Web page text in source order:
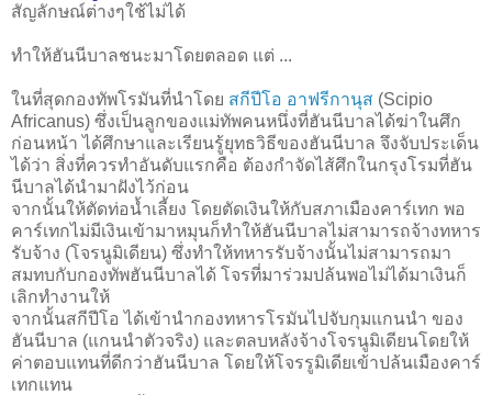
สัญลักษณ์ต่างๆใช้ไม่ได้
ทำให้ฮันนีบาลชนะมาโดยตลอด แต่ ...
ในที่สุดกองทัพโรมันที่นำโดย สกีปีโอ อาฟรีกานุส (Scipio
Africanus) ซึ่งเป็นลูกของแม่ทัพคนหนึ่งที่ฮันนีบาลได้ฆ่าในศึก
ก่อนหน้า ได้ศึกษาและเรียนรู้ยุทธวิธีของฮันนีบาล จึงจับประเด็น
ได้ว่า สิ่งที่ควรทำอันดับแรกคือ ต้องกำจัดไส้ศึกในกรุงโรมที่ฮัน
นีบาลได้นำมาฝังไว้ก่อน
จากนั้นให้ตัดท่อน้ำเลี้ยง โดยตัดเงินให้กับสภาเมืองคาร์เทก พอ
คาร์เทกไม่มีเงินเข้ามาหมุนก็ทำให้ฮันนีบาลไม่สามารถจ้างทหาร
รับจ้าง (โจรนูมิเดียน) ซึ่งทำให้ทหารรับจ้างนั้นไม่สามารถมา
สมทบกับกองทัพฮันนีบาลได้ โจรที่มาร่วมปล้นพอไม่ได้มาเงินก็
เลิกทำงานให้
จากนั้นสกีปีโอ ได้เข้านำกองทหารโรมันไปจับกุมแกนนำ ของ
ฮันนีบาล (แกนนำตัวจริง) และตลบหลังจ้างโจรนูมิเดียนโดยให้
ค่าตอบแทนที่ดีกว่าฮันนีบาล โดยให้โจรรูมิเดียเข้าปล้นเมืองคาร์
เทกแทน